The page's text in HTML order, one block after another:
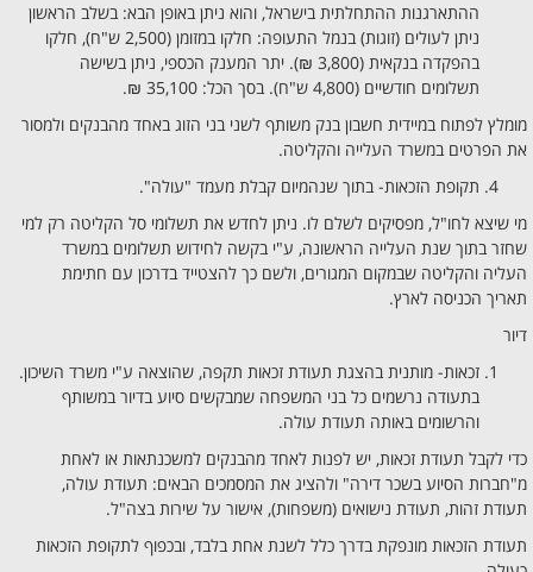
ההתארגנות ההתחלתית בישראל, והוא ניתן באופן הבא: בשלב הראשון
ניתן לעולים (זוגות) בנמל התעופה: חלקו במזומן (2,500 ש"ח), חלקו
בהפקדה בנקאית (3,800 ₪). יתר המענק הכספי, ניתן בשישה
תשלומים חודשיים (4,800 ש"ח). בסך הכל: 35,100 ₪.
מומלץ לפתוח במיידית חשבון בנק משותף לשני בני הזוג באחד מהבנקים ולמסור
את הפרטים במשרד העלייה והקליטה.
תקופת הזכאות- בתוך שנהמיום קבלת מעמד "עולה".
מי שיצא לחו"ל, מפסיקים לשלם לו. ניתן לחדש את תשלומי סל הקליטה רק למי
שחזר בתוך שנת העלייה הראשונה, ע"י בקשה לחידוש תשלומים במשרד
העליה והקליטה שבמקום המגורים, ולשם כך להצטייד בדרכון עם חתימת
תאריך הכניסה לארץ.
דיור
זכאות- מותנית בהצגת תעודת זכאות תקפה, שהוצאה ע"י משרד השיכון.
בתעודה נרשמים כל בני המשפחה שמבקשים סיוע בדיור במשותף
והרשומים באותה תעודת עולה.
כדי לקבל תעודת זכאות, יש לפנות לאחד מהבנקים למשכנתאות או לאחת
מ"חברות הסיוע בשכר דירה" ולהציג את המסמכים הבאים: תעודת עולה,
תעודת זהות, תעודת נישואים (משפחות), אישור על שירות בצה"ל.
תעודת הזכאות מונפקת בדרך כלל לשנת אחת בלבד, ובכפוף לתקופת הזכאות